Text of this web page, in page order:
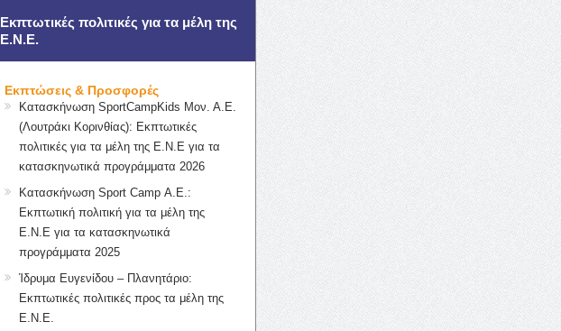
Εκπτωτικές πολιτικές για τα μέλη της
Ε.Ν.Ε.
Εκπτώσεις & Προσφορές
Κατασκήνωση SportCampKids Μον. Α.Ε.
(Λουτράκι Κορινθίας): Εκπτωτικές
πολιτικές για τα μέλη της Ε.Ν.Ε για τα
κατασκηνωτικά προγράμματα 2026
Κατασκήνωση Sport Camp Α.Ε.:
Εκπτωτική πολιτική για τα μέλη της
Ε.Ν.Ε για τα κατασκηνωτικά
προγράμματα 2025
Ίδρυμα Ευγενίδου – Πλανητάριο:
Εκπτωτικές πολιτικές προς τα μέλη της
Ε.Ν.Ε.